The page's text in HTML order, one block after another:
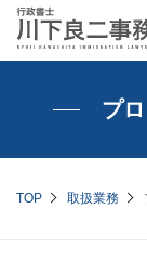
プ
TOP 取扱業務